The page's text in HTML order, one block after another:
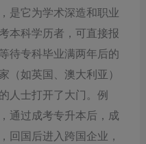
是它为学术深造和职业
本科学历者，可直接报
待专科毕业满两年后的
（如英国、澳大利亚）
人士打开了大门。例
通过成考专升本后，成
回国后进入跨国企业，